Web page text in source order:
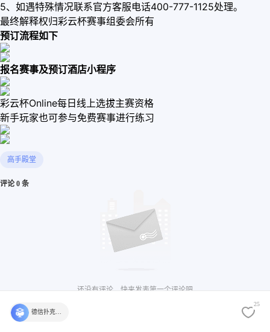
5、如遇特殊情况联系官方客服电话400-777-1125处理。
最终解释权归彩云杯赛事组委会所有
预订流程如下
报名赛事及预订酒店小程序
彩云杯Online每日线上选拔主赛资格
新手玩家也可参与免费赛事进行练习
高手殿堂
评论 0 条
还没有评论，快来发表第一个评论吧
25